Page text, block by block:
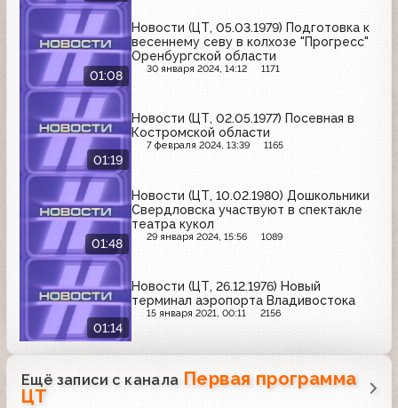
01:08
Новости (ЦТ, 05.03.1979) Подготовка к
весеннему севу в колхозе "Прогресс"
Оренбургской области
30 января 2024, 14:12 1171
01:19
Новости (ЦТ, 02.05.1977) Посевная в
Костромской области
7 февраля 2024, 13:39 1165
01:48
Новости (ЦТ, 10.02.1980) Дошкольники
Свердловска участвуют в спектакле
театра кукол
29 января 2024, 15:56 1089
01:14
Новости (ЦТ, 26.12.1976) Новый
терминал аэропорта Владивостока
15 января 2021, 00:11 2156
Ещё записи с канала Первая программа
ЦТ